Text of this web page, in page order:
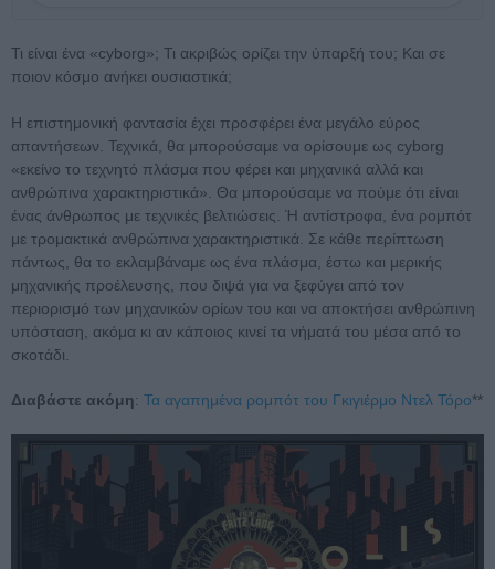
Τι είναι ένα «cyborg»; Τι ακριβώς ορίζει την ύπαρξή του; Και σε
ποιον κόσμο ανήκει ουσιαστικά;
Η επιστημονική φαντασία έχει προσφέρει ένα μεγάλο εύρος
απαντήσεων. Τεχνικά, θα μπορούσαμε να ορίσουμε ως cyborg
«εκείνο το τεχνητό πλάσμα που φέρει και μηχανικά αλλά και
ανθρώπινα χαρακτηριστικά». Θα μπορούσαμε να πούμε ότι είναι
ένας άνθρωπος με τεχνικές βελτιώσεις. Ή αντίστροφα, ένα ρομπότ
με τρομακτικά ανθρώπινα χαρακτηριστικά. Σε κάθε περίπτωση
πάντως, θα το εκλαμβάναμε ως ένα πλάσμα, έστω και μερικής
μηχανικής προέλευσης, που διψά για να ξεφύγει από τον
περιορισμό των μηχανικών ορίων του και να αποκτήσει ανθρώπινη
υπόσταση, ακόμα κι αν κάποιος κινεί τα νήματά του μέσα από το
σκοτάδι.
Διαβάστε ακόμη: Τα αγαπημένα ρομπότ του Γκιγιέρμο Ντελ Τόρο**